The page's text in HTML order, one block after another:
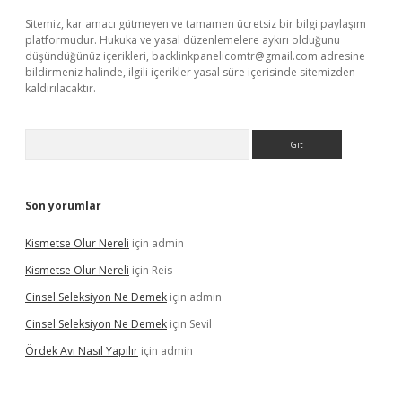
Sitemiz, kar amacı gütmeyen ve tamamen ücretsiz bir bilgi paylaşım
platformudur. Hukuka ve yasal düzenlemelere aykırı olduğunu
düşündüğünüz içerikleri, backlinkpanelicomtr@gmail.com adresine
bildirmeniz halinde, ilgili içerikler yasal süre içerisinde sitemizden
kaldırılacaktır.
Son yorumlar
Kismetse Olur Nereli için admin
Kismetse Olur Nereli için Reis
Cinsel Seleksiyon Ne Demek için admin
Cinsel Seleksiyon Ne Demek için Sevil
Ördek Avı Nasıl Yapılır için admin